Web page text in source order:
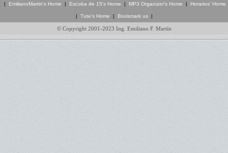
| EmilianoMartin's Home | Escoba de 15's Home | MP3 Organizer's Home | Horarios' Home
| Tute's Home | Bookmark us |
© Copyright 2001-2023 Ing. Emiliano F. Martín